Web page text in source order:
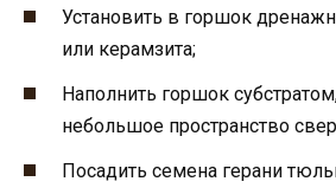
Установить в горшок
или керамзита;
Наполнить горшок
небольшое пространство
Посадить семена герани